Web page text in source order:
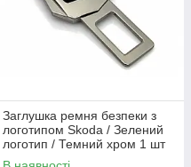
Заглушка ремня безпеки з
логотипом Skoda / Зелений
логотип / Темний хром 1 шт